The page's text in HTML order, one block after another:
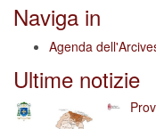
Naviga in
Agenda
Ultime notizie